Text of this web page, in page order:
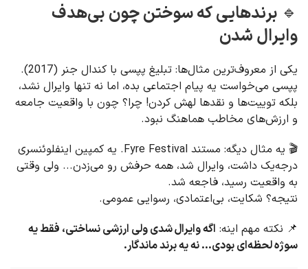
🔹 برندهایی که سوختن چون بی‌هدف
وایرال شدن
یکی از معروف‌ترین مثال‌ها: تبلیغ پپسی با کندال جنر (2017).
پپسی می‌خواست یه پیام اجتماعی بده، اما نه تنها وایرال نشد،
بلکه توییت‌ها و نقدها لهش کردن! چرا؟ چون با واقعیت جامعه
و ارزش‌های مخاطب هماهنگ نبود.
🎬 یه مثال دیگه: مستند Fyre Festival. یه کمپین اینفلوئنسری
درجه‌یک داشت، وایرال شد، همه حرفش رو می‌زدن... ولی وقتی
به واقعیت رسید، فاجعه شد.
نتیجه؟ شکایت، بی‌اعتمادی، رسوایی عمومی.
📌 نکته مهم اینه: اگه وایرال شدی ولی ارزشی نساختی، فقط یه
سوژه لحظه‌ای بودی... نه یه برند ماندگار.